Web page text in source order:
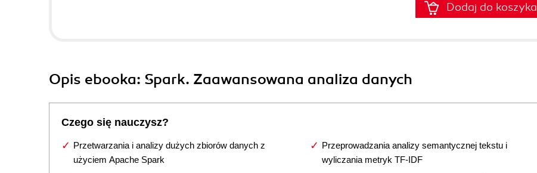
Dodaj do koszyka
Opis ebooka: Spark. Zaawansowana analiza danych
Czego się nauczysz?
Przetwarzania i analizy dużych zbiorów danych z
użyciem Apache Spark
Przeprowadzania analizy semantycznej tekstu i
wyliczania metryk TF-IDF